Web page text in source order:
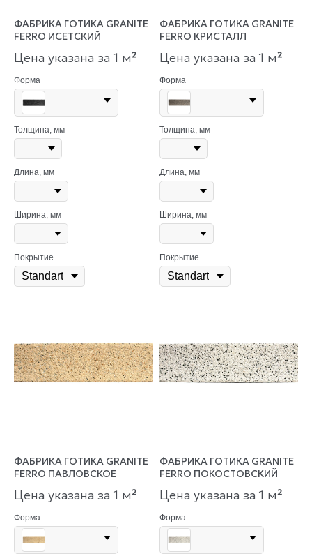
ФАБРИКА ГОТИКА GRANITE
FERRO ИСЕТСКИЙ
Цена указана за 1 м²
Форма
Толщина, мм
Длина, мм
Ширина, мм
Покрытие
ФАБРИКА ГОТИКА GRANITE
FERRO КРИСТАЛЛ
Цена указана за 1 м²
Форма
Толщина, мм
Длина, мм
Ширина, мм
Покрытие
ФАБРИКА ГОТИКА GRANITE
FERRO ПАВЛОВСКОЕ
Цена указана за 1 м²
Форма
ФАБРИКА ГОТИКА GRANITE
FERRO ПОКОСТОВСКИЙ
Цена указана за 1 м²
Форма